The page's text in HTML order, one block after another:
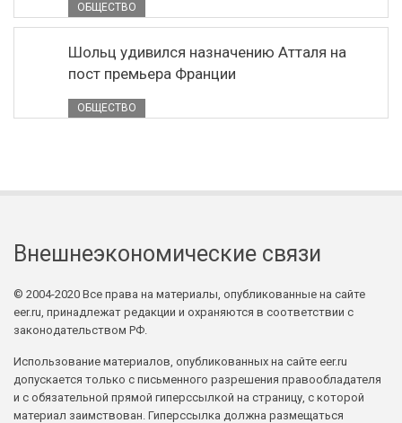
ОБЩЕСТВО
Шольц удивился назначению Атталя на
пост премьера Франции
ОБЩЕСТВО
Внешнеэкономические связи
© 2004-2020 Все права на материалы, опубликованные на сайте
eer.ru, принадлежат редакции и охраняются в соответствии с
законодательством РФ.
Использование материалов, опубликованных на сайте eer.ru
допускается только с письменного разрешения правообладателя
и с обязательной прямой гиперссылкой на страницу, с которой
материал заимствован. Гиперссылка должна размещаться